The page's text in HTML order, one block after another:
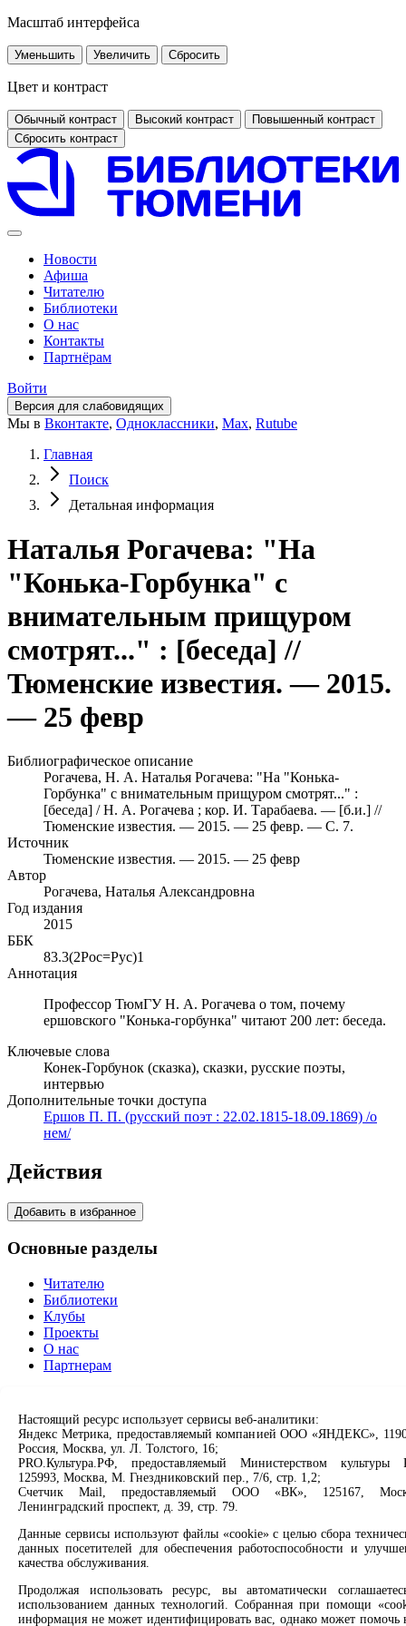
Масштаб интерфейса
Уменьшить Увеличить Сбросить
Цвет и контраст
Обычный контраст Высокий контраст
Повышенный контраст
Сбросить контраст
Новости
Афиша
Читателю
Библиотеки
О нас
Контакты
Партнёрам
Войти
Версия для слабовидящих
Мы в Вконтакте, Одноклассники, Max, Rutube
Главная
Поиск
Детальная информация
Наталья Рогачева: "На
"Конька-Горбунка" с
внимательным прищуром
смотрят..." : [беседа] //
Тюменские известия. — 2015.
— 25 февр
Библиографическое описание
Рогачева, Н. А. Наталья Рогачева: "На "Конька-
Горбунка" с внимательным прищуром смотрят..." :
[беседа] / Н. А. Рогачева ; кор. И. Тарабаева. — [б.и.] //
Тюменские известия. — 2015. — 25 февр. — С. 7.
Источник
Тюменские известия. — 2015. — 25 февр
Автор
Рогачева, Наталья Александровна
Год издания
2015
ББК
83.3(2Рос=Рус)1
Аннотация
Профессор ТюмГУ Н. А. Рогачева о том, почему
ершовского "Конька-горбунка" читают 200 лет: беседа.
Ключевые слова
Конек-Горбунок (сказка), сказки, русские поэты,
интервью
Дополнительные точки доступа
Ершов П. П. (русский поэт : 22.02.1815-18.09.1869) /о
нем/
Действия
Добавить в избранное
Основные разделы
Читателю
Библиотеки
Клубы
Проекты
О нас
Партнерам
Продлить книгу
Спроси библиотекаря
Спроси краеведа
Оцените качество услуг
Направить обращение директору
Соцсети
Вконтакте
Одноклассники
Max
Rutube
Настоящий ресурс использует сервисы веб-аналитики:
Яндекс Метрика, предоставляемый компанией ООО «ЯНДЕКС»,
Россия, Москва, ул. Л. Толстого, 16;
PRO.Культура.РФ, предоставляемый Министерством культуры
125993, Москва, М. Гнездниковский пер., 7/6, стр. 1,2;
Счетчик Mail, предоставляемый ООО «ВК», 125167,
Ленинградский проспект, д. 39, стр. 79.
Данные сервисы используют файлы «cookie» с целью сбора
данных посетителей для обеспечения работоспособности и
качества обслуживания.
Продолжая использовать ресурс, вы автоматически
использованием данных технологий. Собранная при помощи
информация не может идентифицировать вас, однако может помочь